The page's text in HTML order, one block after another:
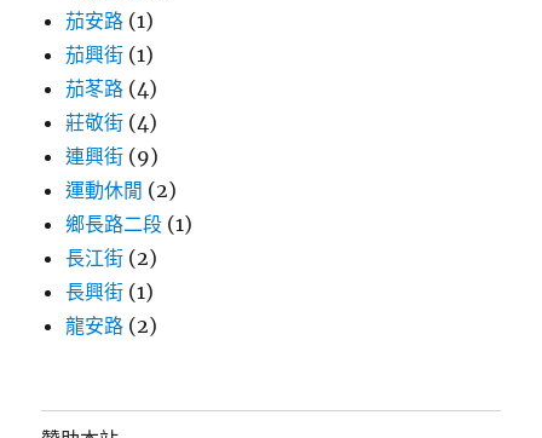
茄安路 (1)
茄興街 (1)
茄苳路 (4)
莊敬街 (4)
連興街 (9)
運動休閒 (2)
鄉長路二段 (1)
長江街 (2)
長興街 (1)
龍安路 (2)